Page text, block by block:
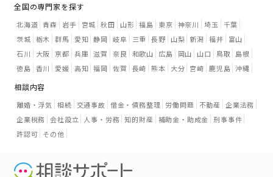
全国の専門家を探す
北海道 青森 岩手 宮城 秋田 山形 福島 東京 神奈川 埼玉
千葉
茨城 栃木 群馬 愛知 静岡 岐阜 三重 長野 山梨 新潟 福井
富山
石川
大阪 京都 兵庫 滋賀 奈良 和歌山 広島 岡山 山口 鳥取
島根
徳島 香川 愛媛 高知 福岡 佐賀 長崎 熊本 大分 宮崎 鹿児島 沖縄
相談内容
離婚・浮気 相続 交通事故 借金・債務整理 労働問題 不動産 企業法務
企業税務 会社設立 人事・労務 知的財産 補助金・助成金 刑事事件
許認可 その他